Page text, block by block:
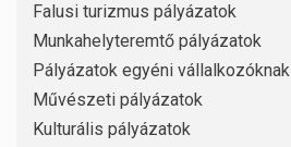
Falusi turizmus pályázatok
Munkahelyteremtő pályázatok
Pályázatok egyéni vállalkozóknak
Művészeti pályázatok
Kulturális pályázatok